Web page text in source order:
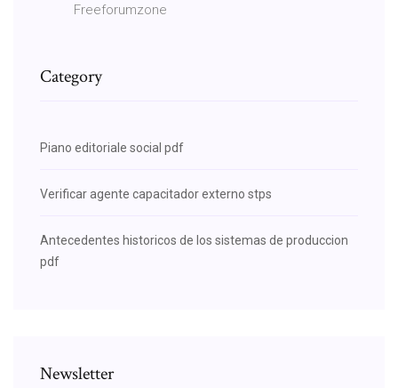
Freeforumzone
Category
Piano editoriale social pdf
Verificar agente capacitador externo stps
Antecedentes historicos de los sistemas de produccion
pdf
Newsletter